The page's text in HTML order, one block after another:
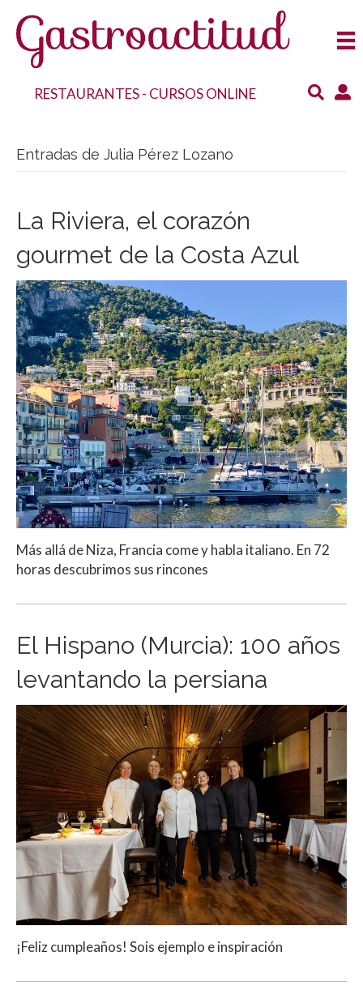
RESTAURANTES- CURSOS ONLINE
Entradas de Julia Pérez Lozano
La Riviera, el corazón
gourmet de la Costa Azul
Más allá de Niza, Francia come y habla italiano. En 72
horas descubrimos sus rincones
El Hispano (Murcia): 100 años
levantando la persiana
¡Feliz cumpleaños! Sois ejemplo e inspiración